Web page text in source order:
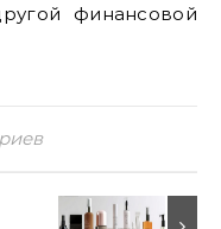
финансовой